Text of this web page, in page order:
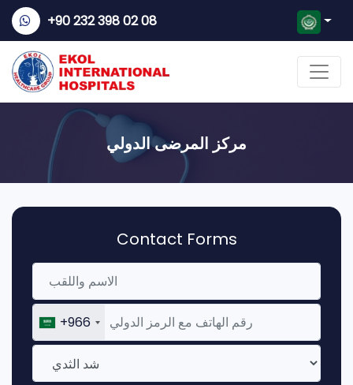
+90 232 398 02 08
مركز المرضى الدولي
Contact Forms
+966